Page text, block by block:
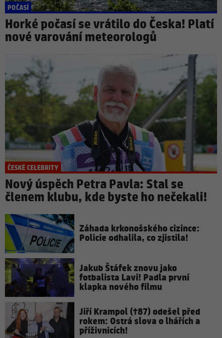
POČASÍ
Horké počasí se vrátilo do Česka! Platí
nové varování meteorologů
ČESKÉ CELEBRITY
Nový úspěch Petra Pavla: Stal se
členem klubu, kde byste ho nečekali!
Záhada krkonošského cizince:
Policie odhalila, co zjistila!
Jakub Štáfek znovu jako
fotbalista Lavi! Padla první
klapka nového filmu
Jiří Krampol (†87) odešel před
rokem: Ostrá slova o lhářích a
příživnicích!